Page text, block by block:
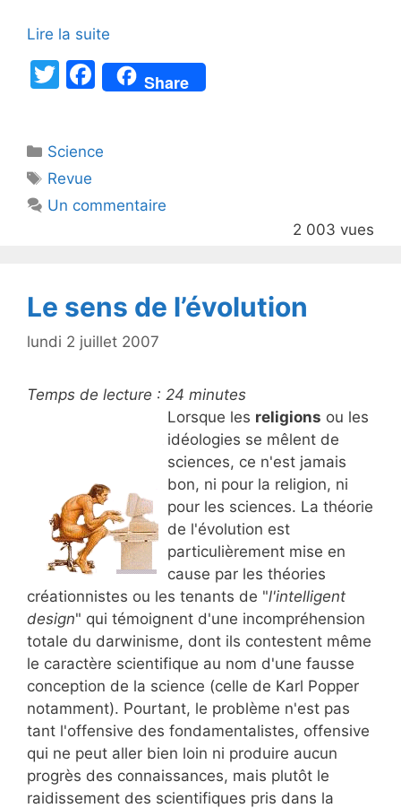
Lire la suite
T
er
F
a
e
o
Share
Catégories
Science
Étiquettes
Revue
Un commentaire
2 003 vues
Le sens de l’évolution
lundi 2 juillet 2007
Temps de lecture : 24 minutes
Lorsque les religions ou les
idéologies se mêlent de
sciences, ce n'est jamais
bon, ni pour la religion, ni
pour les sciences. La théorie
de l'évolution est
particulièrement mise en
cause par les théories
créationnistes ou les tenants de "l'intelligent
design" qui témoignent d'une incompréhension
totale du darwinisme, dont ils contestent même
le caractère scientifique au nom d'une fausse
conception de la science (celle de Karl Popper
notamment). Pourtant, le problème n'est pas
tant l'offensive des fondamentalistes, offensive
qui ne peut aller bien loin ni produire aucun
progrès des connaissances, mais plutôt le
raidissement des scientifiques pris dans la